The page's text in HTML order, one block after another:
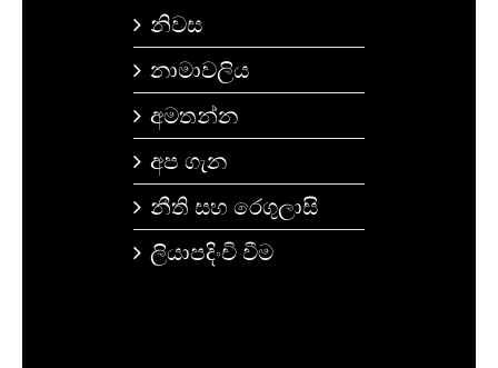
නිවස
නාමාවලිය
අමතන්න
අප ගැන
නීති සහ රෙගුලාසි
ලියාපදිංචි වීම